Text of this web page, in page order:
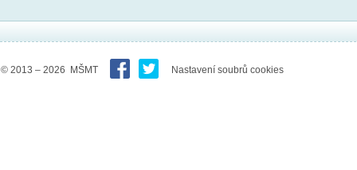
© 2013 – 2026 MŠMT Nastavení soubrů cookies